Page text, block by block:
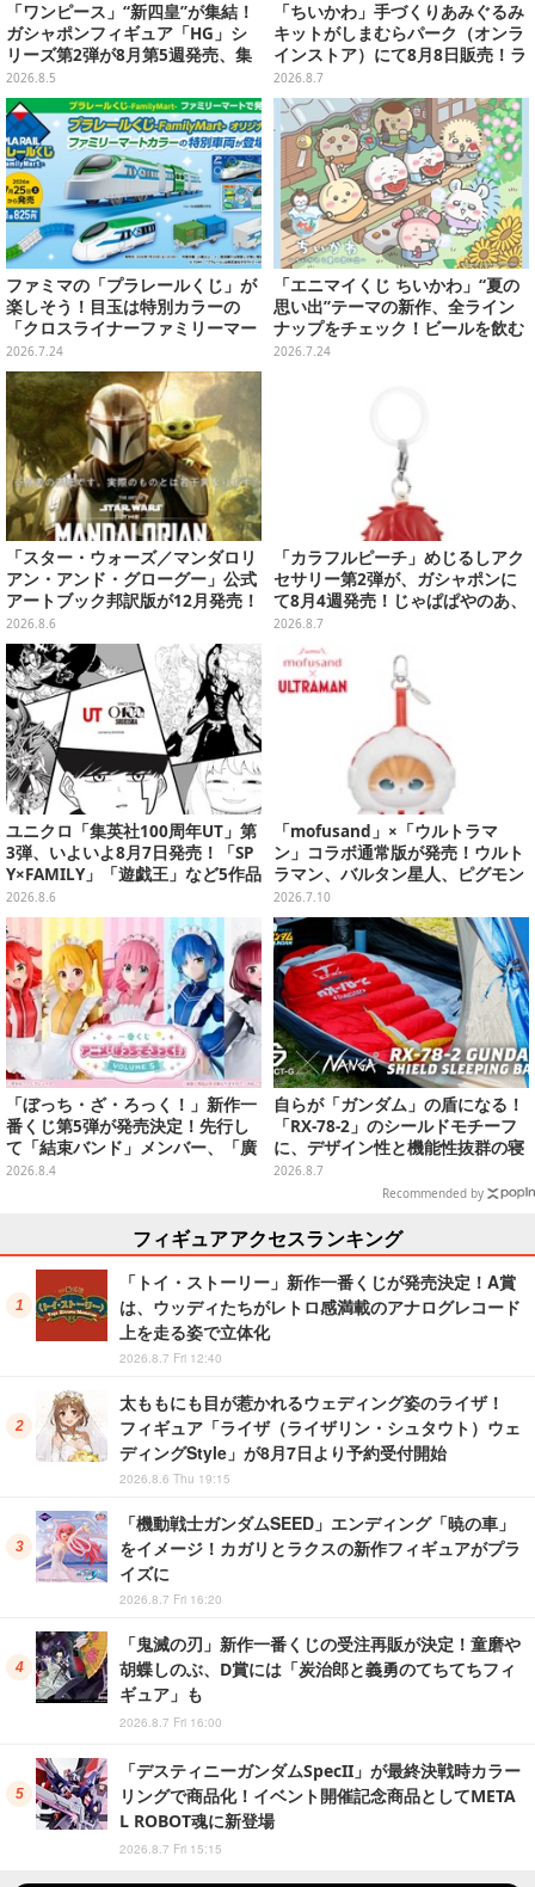
「ワンピース」“新四皇”が集結！
ガシャポンフィギュア「HG」シ
リーズ第2弾が8月第5週発売、集
めて並べたくなるクオリティ
2026.8.5
「ちいかわ」手づくりあみぐるみ
キットがしまむらパーク（オンラ
インストア）にて8月8日販売！ラ
インナップ全3種、初心者向きの
編み方で作れちゃう
2026.8.7
ファミマの「プラレールくじ」が
楽しそう！目玉は特別カラーの
「クロスライナーファミリーマー
ト号」、その他ライナップも注目
2026.7.24
「エニマイくじ ちいかわ」“夏の
思い出”テーマの新作、全ライン
ナップをチェック！ビールを飲む
「くりまんじゅう」ぬいぐるみな
2026.7.24
「スター・ウォーズ／マンダロリ
アン・アンド・グローグー」公式
アートブック邦訳版が12月発売！
映画のコンセプトアートやスケッ
チを掲載
2026.8.6
「カラフルピーチ」めじるしアク
セサリー第2弾が、ガシャポンに
て8月4週発売！じゃぱぱやのあ、
シヴァたちメンバー11名分ライン
ナップ
2026.8.7
ユニクロ「集英社100周年UT」第
3弾、いよいよ8月7日発売！「SP
Y×FAMILY」「遊戯王」など5作品
をデザイン
2026.8.6
「mofusand」×「ウルトラマ
ン」コラボ通常版が発売！ウルト
ラマン、バルタン星人、ピグモン
のコスチュームを着た“にゃん
こ”に胸キュン
2026.7.10
「ぼっち・ざ・ろっく！」新作一
番くじ第5弾が発売決定！先行し
て「結束バンド」メンバー、「廣
井きくり」のメイド衣装フィギュ
2026.8.4
自らが「ガンダム」の盾になる！
「RX-78-2」のシールドモチーフ
に、デザイン性と機能性抜群の寝
袋がプレバンで2次予約
2026.8.7
Recommended by
フィギュアアクセスランキング
「トイ・ストーリー」新作一番くじが発売決定！A賞
は、ウッディたちがレトロ感満載のアナログレコード
上を走る姿で立体化
2026.8.7 Fri 12:40
太ももにも目が惹かれるウェディング姿のライザ！
フィギュア「ライザ（ライザリン・シュタウト）ウェ
ディングStyle」が8月7日より予約受付開始
2026.8.6 Thu 19:15
「機動戦士ガンダムSEED」エンディング「暁の車」
をイメージ！カガリとラクスの新作フィギュアがプラ
イズに
2026.8.7 Fri 16:20
「鬼滅の刃」新作一番くじの受注再販が決定！童磨や
胡蝶しのぶ、D賞には「炭治郎と義勇のてちてちフィ
ギュア」も
2026.8.7 Fri 16:00
「デスティニーガンダムSpecII」が最終決戦時カラー
リングで商品化！イベント開催記念商品としてMETA
L ROBOT魂に新登場
2026.8.7 Fri 15:15